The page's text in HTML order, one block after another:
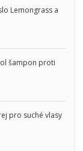
Lemongrass a
šampon proti
pro suché vlasy